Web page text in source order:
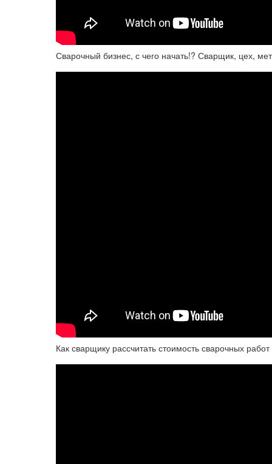
Сварочный бизнес, с чего начать!? Сварщик, цех,
Как сварщику рассчитать стоимость сварочных